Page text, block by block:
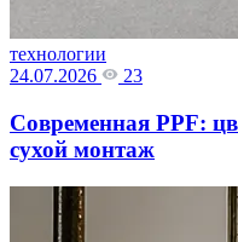
технологии
24.07.2026
23
Современная PPF:
сухой монтаж